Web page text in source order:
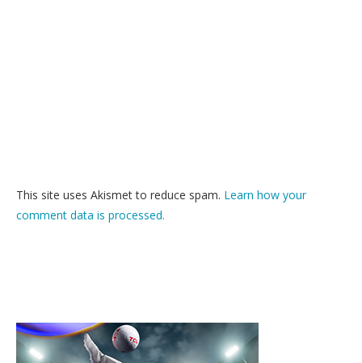
This site uses Akismet to reduce spam. Learn how your
comment data is processed.